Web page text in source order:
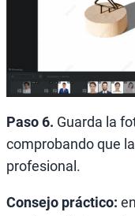
Paso 6. Guarda la
comprobando que
profesional.
Consejo práctico: